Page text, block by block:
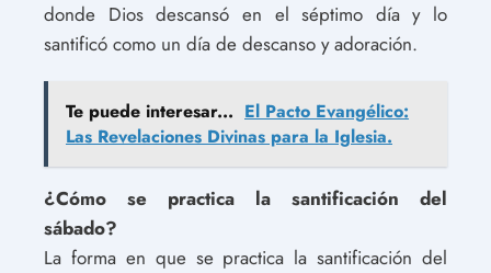
donde Dios descansó en el séptimo día y lo
santificó como un día de descanso y adoración.
Te puede interesar... El Pacto Evangélico:
Las Revelaciones Divinas para la Iglesia.
¿Cómo se practica la santificación del
sábado?
La forma en que se practica la santificación del